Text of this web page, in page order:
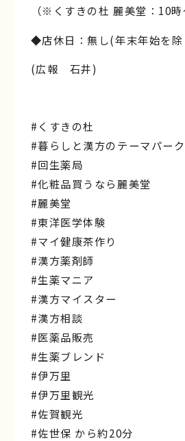
（※くすきの杜 麗美堂：10時
◆店休日：無し(年末年始を除
(広報 石井)
#くすきの杜
#暮らしと漢方のテーマパーク
#回生薬局
#化粧品買うなら麗美堂
#麗美堂
#東洋医学体験
#マイ健康茶作り
#漢方薬剤師
#生薬マニア
#漢方マイスター
#漢方相談
#医薬品販売
#生薬ブレンド
#伊万里
#伊万里観光
#佐賀観光
#佐世保 から約20分